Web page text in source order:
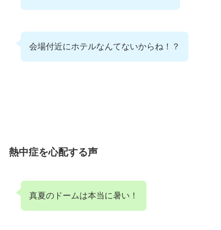
会場付近にホテルなんてないからね！？
熱中症を心配する声
真夏のドームは本当に暑い！